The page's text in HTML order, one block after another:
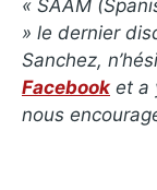
« SAAM
» le dernier
Sanchez,
Facebook et a
nous